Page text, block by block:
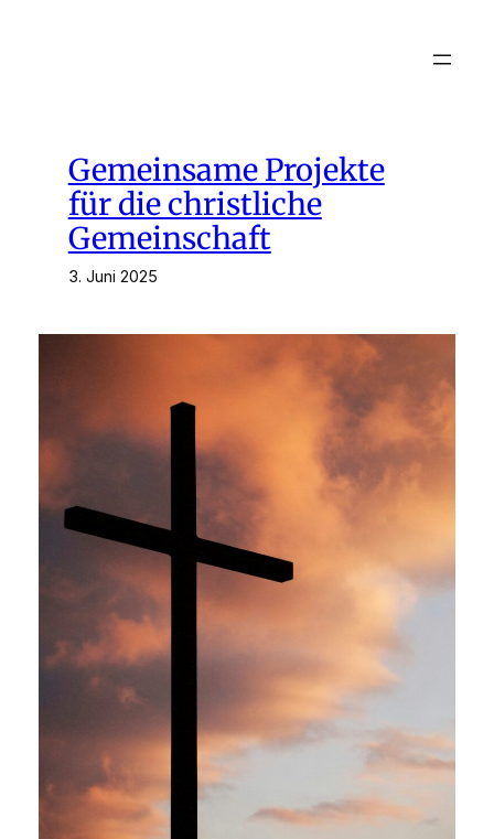
Gemeinsame Projekte
für die christliche
Gemeinschaft
3. Juni 2025